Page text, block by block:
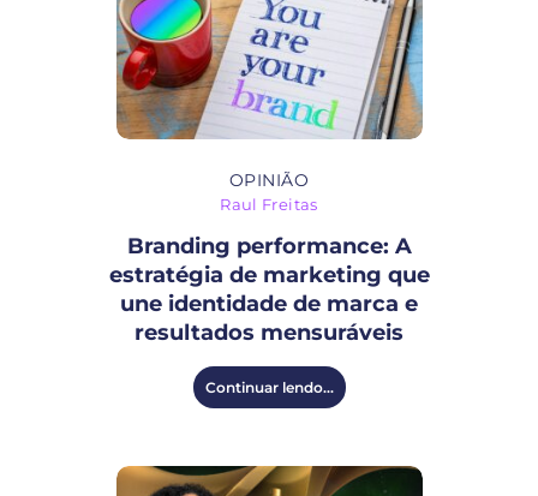
OPINIÃO
Raul Freitas
Branding performance: A
estratégia de marketing que
une identidade de marca e
resultados mensuráveis
Continuar lendo...